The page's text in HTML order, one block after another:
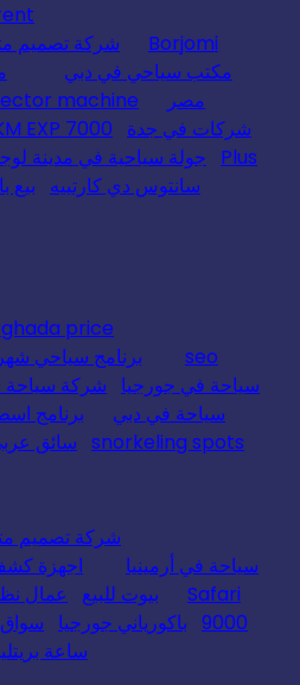
Borjomi
شركة تصميم
مكتب سياحي في دبي
مصر
machine
شركات في جدة
EXP 7000
Plus
جولة سياحية في مدينة
سانتوس دي كارتييه
بيع
price
seo
برنامج سياحي
سياحة في جورجيا
شركة سياحة
سياحة في دبي
برنامج
snorkeling spots سائق
شركة تصميم
سياحة في أرمينيا
اجهزة
Safari
بيوت للبيع عمال
9000 باكورياني جورجيا
ساعة